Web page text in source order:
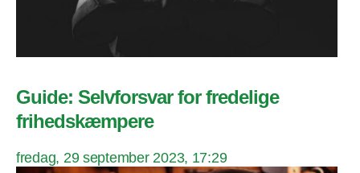
Guide: Selvforsvar for fredelige
frihedskæmpere
fredag, 29 september 2023, 17:29